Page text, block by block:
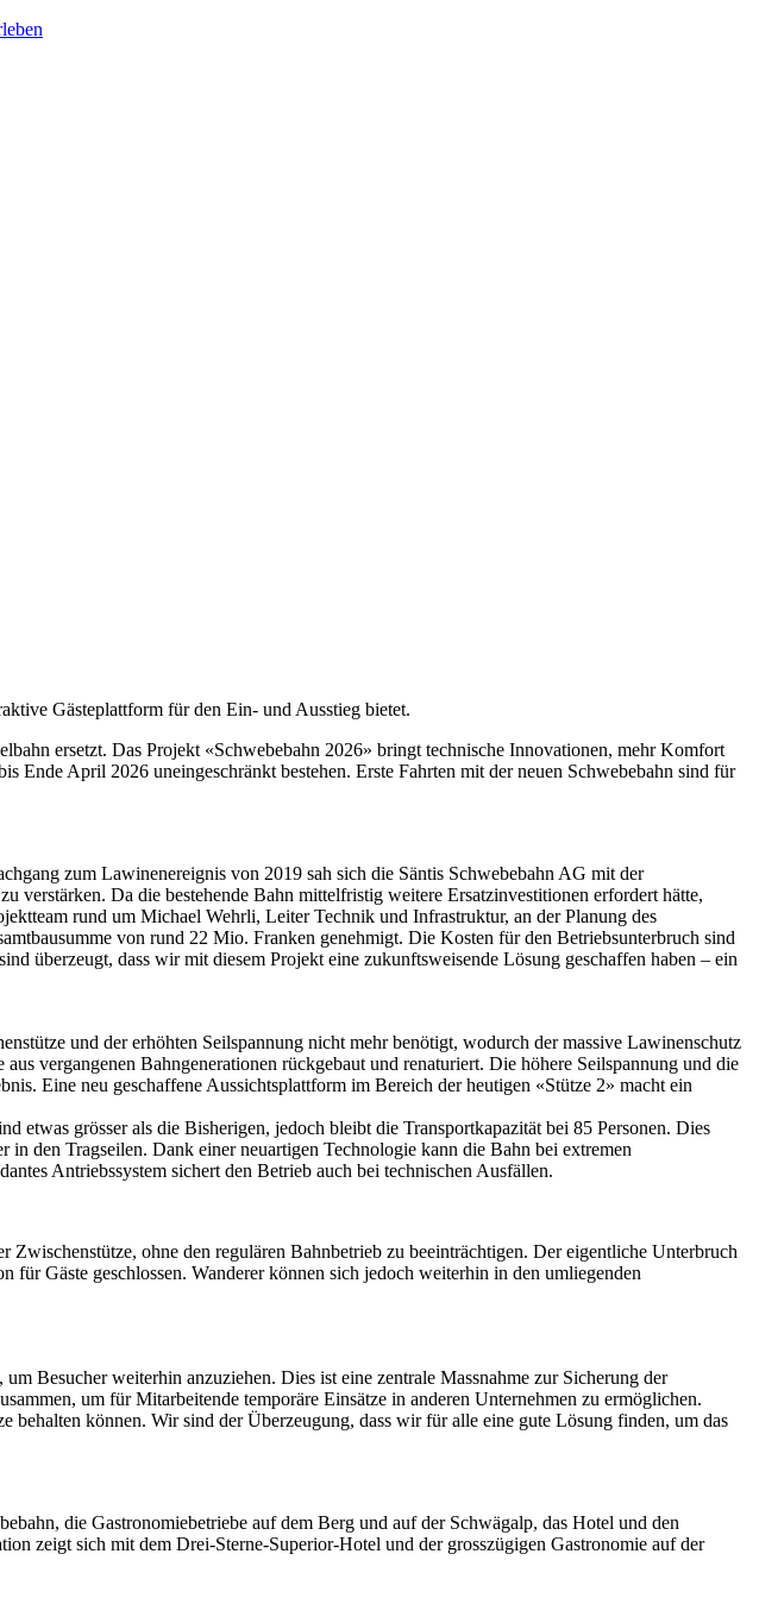
ersetzt. Das Projekt «Schwebebahn 2026» bringt technische Innovationen, mehr Komfort
Ende April 2026 uneingeschränkt bestehen. Erste Fahrten mit der neuen Schwebebahn sind für
zum Lawinenereignis von 2019 sah sich die Säntis Schwebebahn AG mit der
verstärken. Da die bestehende Bahn mittelfristig weitere Ersatzinvestitionen erfordert hätte,
rund um Michael Wehrli, Leiter Technik und Infrastruktur, an der Planung des
von rund 22 Mio. Franken genehmigt. Die Kosten für den Betriebsunterbruch sind
überzeugt, dass wir mit diesem Projekt eine zukunftsweisende Lösung geschaffen haben – ein
und der erhöhten Seilspannung nicht mehr benötigt, wodurch der massive Lawinenschutz
vergangenen Bahngenerationen rückgebaut und renaturiert. Die höhere Seilspannung und die
Eine neu geschaffene Aussichtsplattform im Bereich der heutigen «Stütze 2» macht ein
etwas grösser als die Bisherigen, jedoch bleibt die Transportkapazität bei 85 Personen. Dies
den Tragseilen. Dank einer neuartigen Technologie kann die Bahn bei extremen
Antriebssystem sichert den Betrieb auch bei technischen Ausfällen.
ohne den regulären Bahnbetrieb zu beeinträchtigen. Der eigentliche Unterbruch
Gäste geschlossen. Wanderer können sich jedoch weiterhin in den umliegenden
Besucher weiterhin anzuziehen. Dies ist eine zentrale Massnahme zur Sicherung der
um für Mitarbeitende temporäre Einsätze in anderen Unternehmen zu ermöglichen.
können. Wir sind der Überzeugung, dass wir für alle eine gute Lösung finden, um das
die Gastronomiebetriebe auf dem Berg und auf der Schwägalp, das Hotel und den
zeigt sich mit dem Drei-Sterne-Superior-Hotel und der grosszügigen Gastronomie auf der